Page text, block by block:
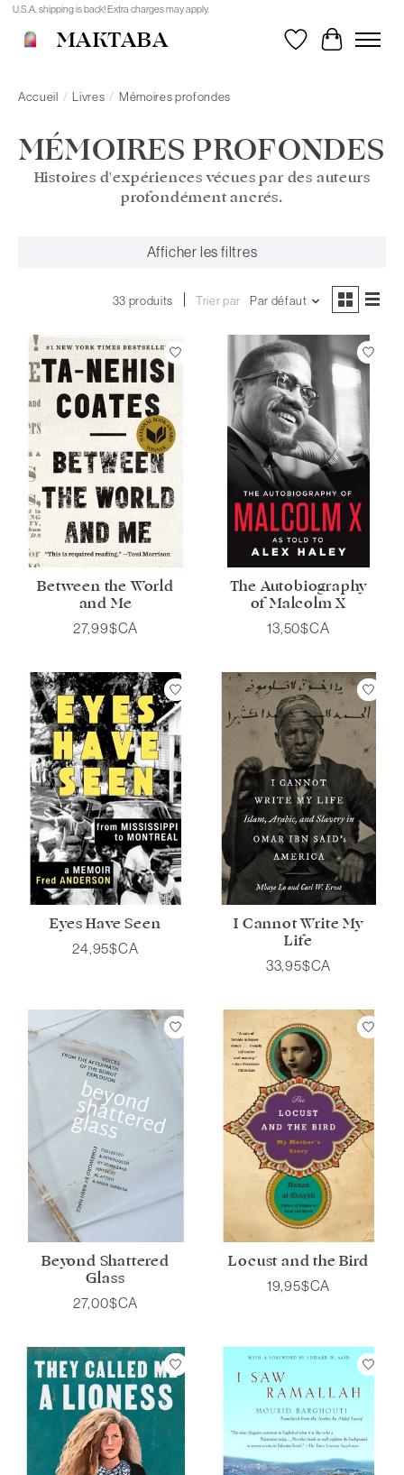
U.S.A. shipping is back! Extra charges may apply.
MAKTABA Liste de souhaits
Panier
Accueil / Livres / Mémoires profondes
MÉMOIRES PROFONDES
Histoires d'expériences vécues par des auteurs
profondément ancrés.
Afficher les filtres
33 produits Trier par Par défaut
Between the World
and Me
27,99$CA
The Autobiography
of Malcolm X
13,50$CA
Eyes Have Seen
24,95$CA
I Cannot Write My
Life
33,95$CA
Beyond Shattered
Glass
27,00$CA
Locust and the Bird
19,95$CA